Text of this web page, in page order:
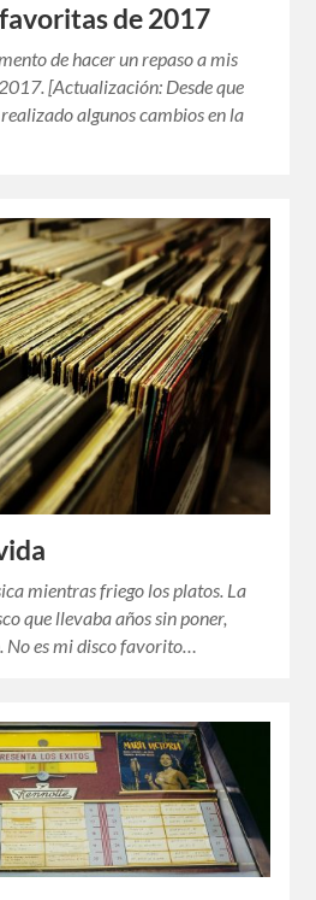
de 2017
de hacer un repaso a mis
[Actualización: Desde que
algunos cambios en la
mientras friego los platos. La
que llevaba años sin poner,
No es mi disco favorito…